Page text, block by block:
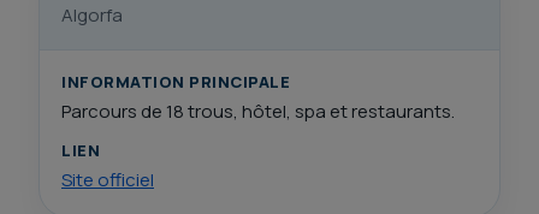
Algorfa
INFORMATION PRINCIPALE
Parcours de 18 trous, hôtel, spa et restaurants.
LIEN
Site officiel